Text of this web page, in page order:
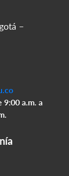
–
9:00 a.m. a